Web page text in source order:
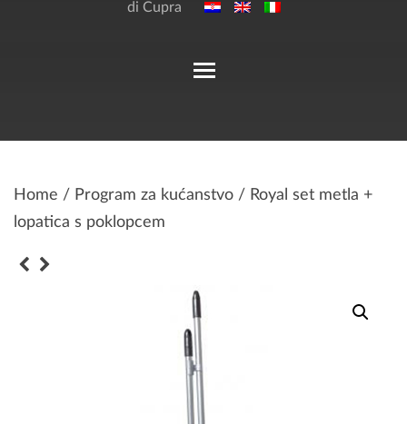
di Cupra
Home / Program za kućanstvo / Royal set metla +
lopatica s poklopcem